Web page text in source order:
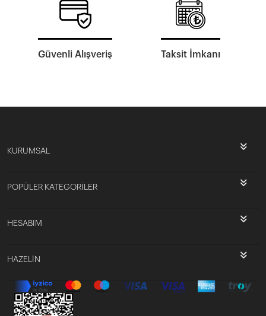
Güvenli Alışveriş Taksit İmkanı
KURUMSAL
POPÜLER KATEGORİLER
HESABIM
HAZELİN